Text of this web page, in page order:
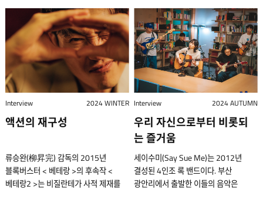
이끌고 있다. 이들은 첫 발을 내디뎠던
순간부터 지금까지 일관된 철학으로
가구를 만든다. ‘독일, 스웨덴, 일본,
핀란드 같은 나라들은 누구나 금세
떠올릴 수 있는 대표적인 원목 가구
브랜드가 있는데 왜 우리나라에는
없을까? 우리가 대표가 될 순 없을까?’
스탠다드에이의 이러한 포부와 도전은
점점 그 목표에 닿아가고 있다. 브랜드명
‘스탠다드에이’에서 철학이 느껴진다.
특별한 알파를 더하되 과하지 않게
만든다는 의미를 담고 있다. 이름에서
짐작할 수 있듯이 우리는 오브제 성향이
크레딧 끝엔 “Produced by
단편선”이라는 글자가 찍혀 있었다.
프로듀서로서 단편선은 미니멀한 포크
음악, 앰비언트적 음향 실험, 록적인
소용돌이를 오가면서 아티스트들이
그려놓은 스케치를 대담하게 채색했다.
호방하고 섬세한 그의 지휘봉은
예사롭지 않았다. 러시아 단편선
‘단편선’이라는 예명은 어디서 왔을까.
서울 홍익대학교 인근에 자리한 라이브
카페 ‘언플러그드 홍대’에서 만난
단편선은 이 질문과 관련해 러시아
작가들의 이야기부터 꺼냈다.
“어려서부터 책을 많이 읽었는데, 긴
모두 맡은 그는 이번 작품에서 불확실성,
자동화, 도덕성의 붕괴를 다룬 블랙
코미디 스릴러를 선보였다. 도널드 E.
웨스트레이크의 소설 『액스』를
원작으로 했으며, 박 감독이 20여 년에
걸쳐 구상한 끝에 완성된 작품이다. 지난
8월, 제82회 베니스 국제 영화제에서
비평가들의 찬사를 받으며 처음 공개된
국내 관객에게도 소개됐다. 이 작품은
때보다도 중요한 문제를 다룬다. 극
중에는 해고당한 가장 ‘만수(이병헌)’와
희망을 잃지 않으려 애쓰는 아내 ‘미리
(손예진)’가 등장한다. 는 박찬욱 감독의
이어 온 이인수는 지금 행복하냐는
질문에 찰나의 망설임도 없이 이렇게
대답했다. 그도 그럴 것이 연출한
작품들마다 대부분 호평 일색이었고,
무엇보다 그 과정이 행복한 작업을
계속해 왔기 때문이다. 그녀에게는
자신도 속해 있는 ‘글과 무대’라는 창작
집단의 든든한 동료들이 있다. ‘글과
프로듀서, 그리고 한 명의 연출가로
이루어진 단체이다. 이들은 각자 개인
작업을 하면서도 동시에 ‘글과 무대’라는
이름으로 함께 작업하는 여정을 수년째
이어오고 있다. 10년쯤 됐으면
번아웃이 올 법하건만, 그녀는 연극
더’라는 의미가 담겨 있으며, 모던
한복과 업사이클링을 통해 새로운 패션
아이템을 제시하고 있다. 디자인이
소비자와 소통하는 매개체라 생각하는
이승주 디자이너의 이야기를
들어보았다. 이승주 디자이너는 선염
직물인 색동이 점차 사라져가는 현실에
풀어내기 위해 애쓰고 있다. 이승주
디자이너가 이끄는 다시곰은 전통을
선비들이 착용했던 정자관의 형태를
본뜬 가방, 한복 저고리의 동정 깃
디자인을 활용한 점프슈트, 색동을
받으며 협업하는 작가들도 여럿이다.
올해로 결성 18년째인 핸즈인팩토리
(Hands In Factory)도 그중 하나다.
이들은 조형미가 뛰어난 피규어를 넘어
삶을 매개하는 아트 토이 작업을
선보인다. 2008년 결성된
핸즈인팩토리는 한국 아트 토이 신의
락쿤, 하종훈(사진 왼쪽) 세 사람이
시너지를 일으키며 팀을 이끌어간다.
이들은 국내외 전시 및 글로벌
영역을 확장하고 있다. 아트 토이는
창작자의 철학이 깃든 장난감이다.
작가의 세계관과 기획력을 바탕으로
Interview 2024 WINTER
액션의 재구성
류승완(柳昇完) 감독의 2015년
블록버스터 < 베테랑 >의 후속작 <
베테랑2 >는 비질란테가 사적 제재를
Interview 2024 AUTUMN
우리 자신으로부터 비롯되
는 즐거움
세이수미(Say Sue Me)는 2012년
결성된 4인조 록 밴드이다. 부산
광안리에서 출발한 이들의 음악은